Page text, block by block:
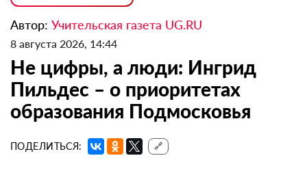
Автор: Учительская газета UG.RU
8 августа 2026, 14:44
Не цифры, а люди: Ингрид
Пильдес – о приоритетах
образования Подмосковья
ПОДЕЛИТЬСЯ: 🔗